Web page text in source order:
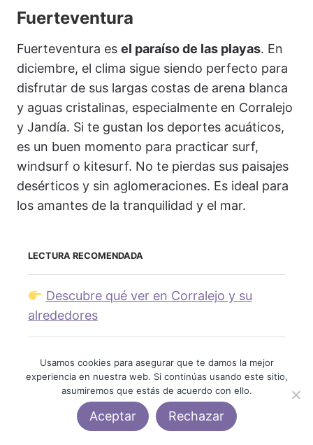
Fuerteventura
Fuerteventura es el paraíso de las playas. En
diciembre, el clima sigue siendo perfecto para
disfrutar de sus largas costas de arena blanca
y aguas cristalinas, especialmente en Corralejo
y Jandía. Si te gustan los deportes acuáticos,
es un buen momento para practicar surf,
windsurf o kitesurf. No te pierdas sus paisajes
desérticos y sin aglomeraciones. Es ideal para
los amantes de la tranquilidad y el mar.
LECTURA RECOMENDADA
Descubre qué ver en Corralejo y su
alrededores
La Palma
La Palma, conocida como «La Isla Bonita», es
Usamos cookies para asegurar que te damos la mejor
experiencia en nuestra web. Si continúas usando este sitio,
asumiremos que estás de acuerdo con ello.
Aceptar Rechazar